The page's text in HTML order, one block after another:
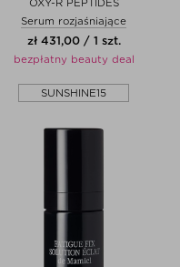
OXY-R PEPTIDES
Serum rozjaśniające
zł 431,00 / 1 szt.
bezpłatny beauty deal
SUNSHINE15